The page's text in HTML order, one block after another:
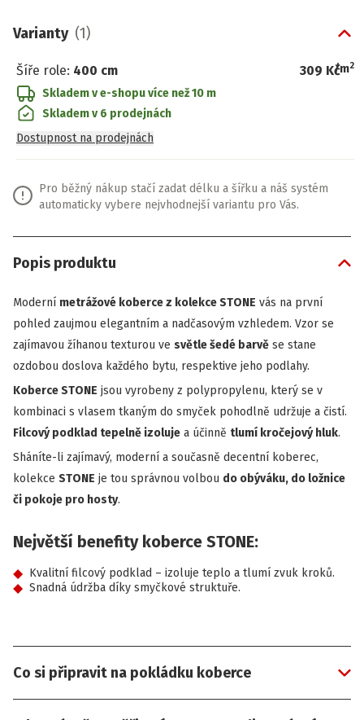
Varianty (1)
Šíře role: 400 cm 309 Kč
/m2
Skladem v e-shopuvíce než 10 m
Skladem v 6 prodejnách
Dostupnost na prodejnách
Pro běžný nákup stačí zadat délku a šířku a náš systém
automaticky vybere nejvhodnejší variantu pro Vás.
Popis produktu
Moderní metrážové koberce z kolekce STONE vás na první
pohled zaujmou elegantním a nadčasovým vzhledem. Vzor se
zajímavou žíhanou texturou ve světle šedé barvě se stane
ozdobou doslova každého bytu, respektive jeho podlahy.
Koberce STONE jsou vyrobeny z polypropylenu, který se v
kombinaci s vlasem tkaným do smyček pohodlně udržuje a čistí.
Filcový podklad tepelně izoluje a účinně tlumí kročejový hluk.
Sháníte-li zajímavý, moderní a současně decentní koberec,
kolekce STONE je tou správnou volbou do obýváku, do ložnice
či pokoje pro hosty.
Největší benefity koberce STONE:
Kvalitní filcový podklad – izoluje teplo a tlumí zvuk kroků.
Snadná údržba díky smyčkové struktuře.
Co si připravit na pokládku koberce